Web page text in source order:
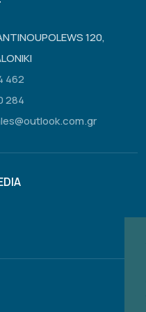
120,
462
284